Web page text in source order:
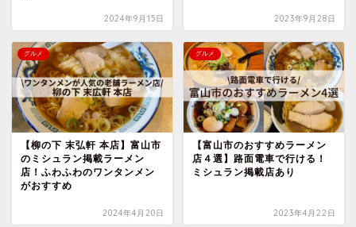
2024年9月15日 2023年9月28日
グルメ
【柳の下 末弘軒 本店】富山市
のミシュラン掲載ラーメン
店！ふわふわのワンタンメン
がおすすめ
2024年4月20日
グルメ
【富山市のおすすめラーメン
店４選】路面電車で行ける！
ミシュラン掲載店あり
2023年4月22日